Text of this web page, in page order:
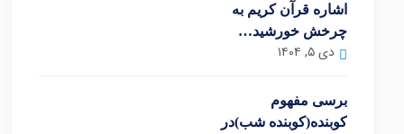
اشاره قرآن کریم به
چرخش خورشید…
دی ۵, ۱۴۰۴
برسی مفهوم
کوبنده(کوبنده شب)در